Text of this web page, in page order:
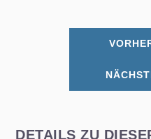
DETAILS ZU